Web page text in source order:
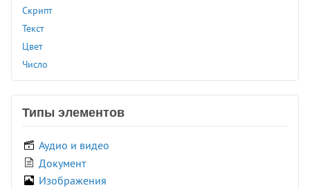
<td>
<template>
<textarea>
<tfoot>
<th>
<thead>
<time>
<tr>
<track>
Скрипт
Текст
Цвет
Число
Типы элементов
Аудио и видео
Документ
Изображения